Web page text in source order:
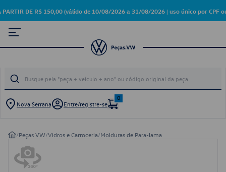
PARTIR DE R$ 150,00 (válido de 10/08/2026 a 31/08/2026 | uso único por CPF
Nova Serrana Entre/registre-se
0
/Peças VW/Vidros e Carroceria/Molduras de Para-lama